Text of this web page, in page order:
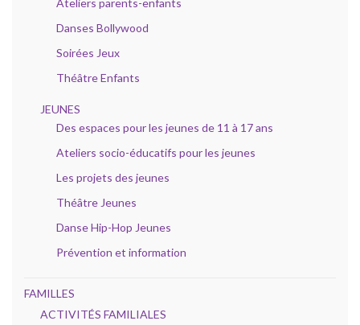
Ateliers parents-enfants
Danses Bollywood
Soirées Jeux
Théâtre Enfants
JEUNES
Des espaces pour les jeunes de 11 à 17 ans
Ateliers socio-éducatifs pour les jeunes
Les projets des jeunes
Théâtre Jeunes
Danse Hip-Hop Jeunes
Prévention et information
FAMILLES
ACTIVITÉS FAMILIALES